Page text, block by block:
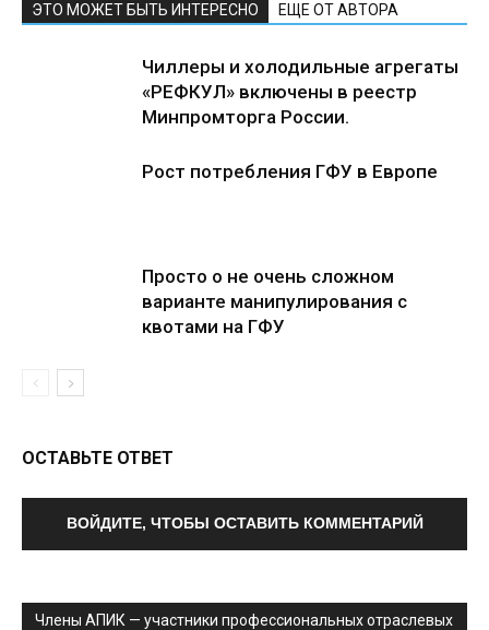
ЭТО МОЖЕТ БЫТЬ ИНТЕРЕСНО ЕЩЕ ОТ АВТОРА
Чиллеры и холодильные агрегаты
«РЕФКУЛ» включены в реестр
Минпромторга России.
Рост потребления ГФУ в Европе
Просто о не очень сложном
варианте манипулирования с
квотами на ГФУ
ОСТАВЬТЕ ОТВЕТ
ВОЙДИТЕ, ЧТОБЫ ОСТАВИТЬ КОММЕНТАРИЙ
Члены АПИК — участники профессиональных отраслевых